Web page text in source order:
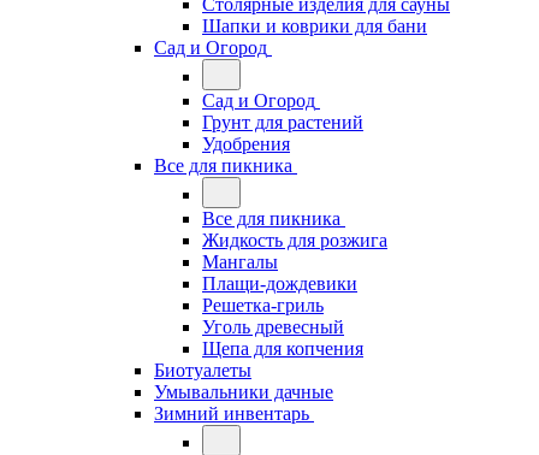
Столярные изделия для сауны
Шапки и коврики для бани
Сад и Огород
Сад и Огород
Грунт для растений
Удобрения
Все для пикника
Все для пикника
Жидкость для розжига
Мангалы
Плащи-дождевики
Решетка-гриль
Уголь древесный
Щепа для копчения
Биотуалеты
Умывальники дачные
Зимний инвентарь